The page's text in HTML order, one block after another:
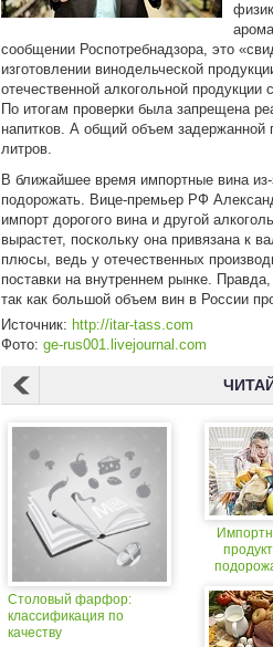
сообщении Роспотребнадзора, это
изготовлении винодельческой
отечественной алкогольной
По итогам проверки была запрещена
напитков. А общий объем задержанной
литров.
В ближайшее время импортные вина
подорожать. Вице-премьер РФ
импорт дорогого вина и другой
вырастет, поскольку она привязана к
плюсы, ведь у отечественных
поставки на внутреннем рынке.
так как большой объем вин в России
Источник: http://itar-tass.com
Фото: ge-rus001.livejournal.com
Столовый фарфор:
классификация по
качеству